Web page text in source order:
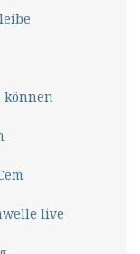
können
live